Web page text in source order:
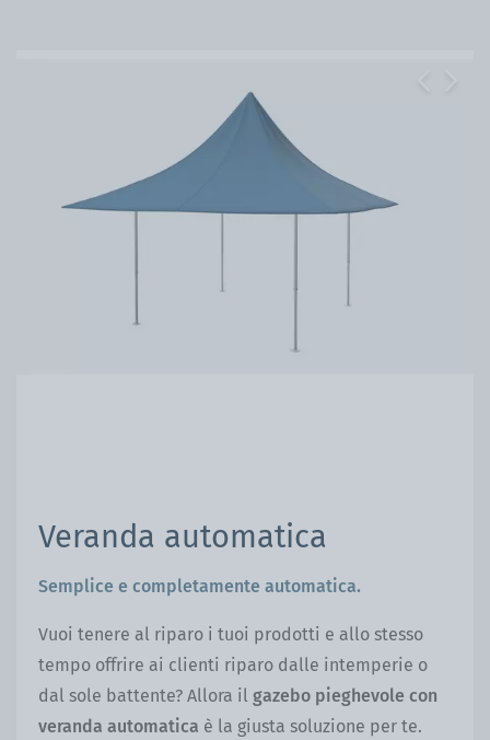
Veranda automatica
Semplice e completamente automatica.
Vuoi tenere al riparo i tuoi prodotti e allo stesso
tempo offrire ai clienti riparo dalle intemperie o
dal sole battente? Allora il gazebo pieghevole con
veranda automatica è la giusta soluzione per te.